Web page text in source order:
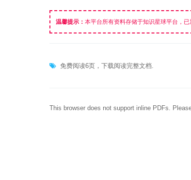
温馨提示： 本平台所有资料存储于知识星球平台，
免费阅读6页，下载阅读完整文档.
This browser does not support inline PDFs.